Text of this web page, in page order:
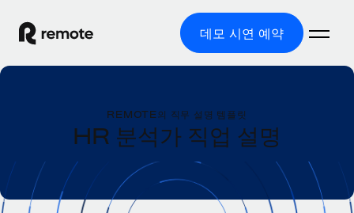
데모 시연 예약
글로벌 고용
글로벌 급여
규정을 준수하며 급여 지급을 손쉽게 처리
글로벌 서비스 제공
리소스
REMOTE의 직무 설명 템플릿
HR 분석가 직업 설명